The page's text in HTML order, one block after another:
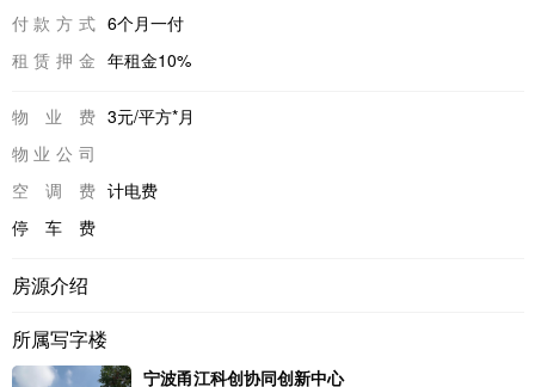
付款方式 6个月一付
租赁押金 年租金10%
物业费 3元/平方*月
物业公司
空调费 计电费
停车费
房源介绍
所属写字楼
宁波甬江科创协同创新中心